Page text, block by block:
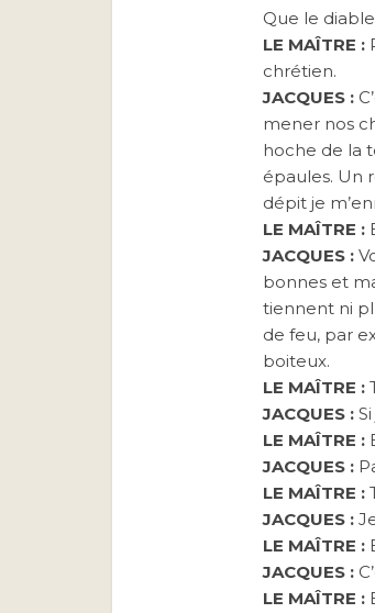
Que le
LE MAÎTRE :
chrétien.
JACQUES :
mener nos
hoche de la
épaules. Un
dépit je
LE MAÎTRE :
JACQUES :
bonnes et
tiennent ni
de feu, par
boiteux.
LE MAÎTRE :
JACQUES :
LE MAÎTRE :
JACQUES :
LE MAÎTRE :
JACQUES :
LE MAÎTRE :
JACQUES :
LE MAÎTRE :